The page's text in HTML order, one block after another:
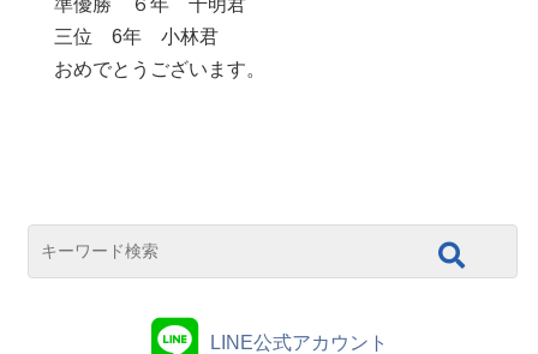
準優勝 ６年 千明君
三位 6年 小林君
おめでとうございます。
LINE公式アカウント